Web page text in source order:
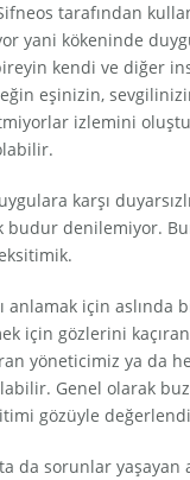
tarafından
yani kökeninde
bireyin kendi ve diğer
eşinizin,
izlemini
karşı
budur denilemiyor.
anlamak için aslında
için gözlerini
yöneticimiz ya da
Genel olarak
gözüyle
da sorunlar